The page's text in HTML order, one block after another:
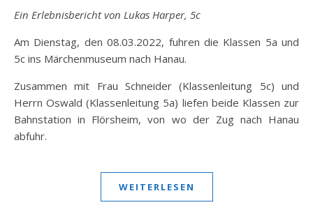
Ein Erlebnisbericht von Lukas Harper, 5c
Am Dienstag, den 08.03.2022, fuhren die Klassen 5a und
5c ins Märchenmuseum nach Hanau.
Zusammen mit Frau Schneider (Klassenleitung 5c) und
Herrn Oswald (Klassenleitung 5a) liefen beide Klassen zur
Bahnstation in Flörsheim, von wo der Zug nach Hanau
abfuhr.
WEITERLESEN